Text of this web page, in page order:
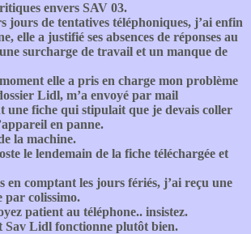
envers SAV 03.
jours de tentatives téléphoniques, j’ai enfin
elle a justifié ses absences de réponses au
surcharge de travail et un manque de
elle a pris en charge mon problème
Lidl, m’a envoyé par mail
une fiche qui stipulait que je devais coller
en panne.
la machine.
le lendemain de la fiche téléchargée et
en comptant les jours fériés, j’ai reçu une
par colissimo.
patient au téléphone.. insistez.
Sav Lidl fonctionne plutôt bien.